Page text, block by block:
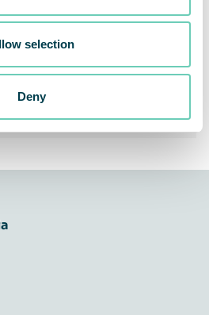
selection
Deny
Choose Your Platform!
Facebook
Twitter